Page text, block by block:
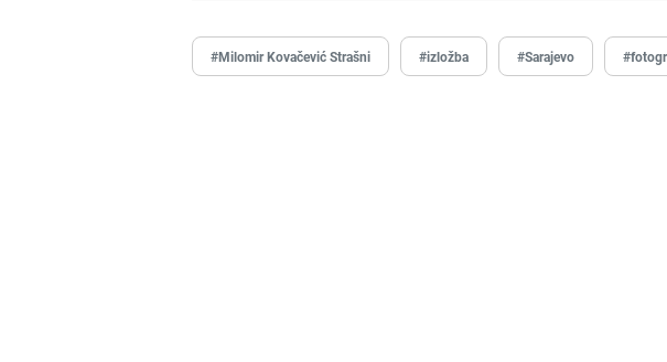
#Milomir Kovačević Strašni #izložba #Sarajevo